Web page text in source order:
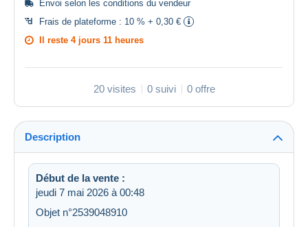
Envoi selon les conditions du vendeur
Frais de plateforme : 10 % + 0,30 €
Il reste 4 jours 11 heures
20 visites 0 suivi 0 offre
Description
Début de la vente :
jeudi 7 mai 2026 à 00:48
Objet n°2539048910